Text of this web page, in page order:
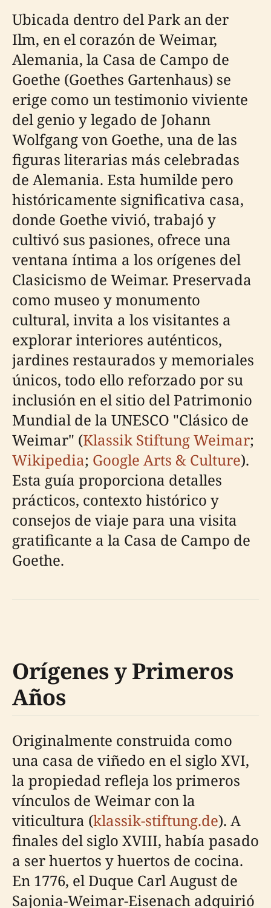
Ubicada dentro del Park an der
Ilm, en el corazón de Weimar,
Alemania, la Casa de Campo de
Goethe (Goethes Gartenhaus) se
erige como un testimonio viviente
del genio y legado de Johann
Wolfgang von Goethe, una de las
figuras literarias más celebradas
de Alemania. Esta humilde pero
históricamente significativa casa,
donde Goethe vivió, trabajó y
cultivó sus pasiones, ofrece una
ventana íntima a los orígenes del
Clasicismo de Weimar. Preservada
como museo y monumento
cultural, invita a los visitantes a
explorar interiores auténticos,
jardines restaurados y memoriales
únicos, todo ello reforzado por su
inclusión en el sitio del Patrimonio
Mundial de la UNESCO "Clásico de
Weimar" (Klassik Stiftung Weimar;
Wikipedia; Google Arts & Culture).
Esta guía proporciona detalles
prácticos, contexto histórico y
consejos de viaje para una visita
gratificante a la Casa de Campo de
Goethe.
Orígenes y Primeros
Años
Originalmente construida como
una casa de viñedo en el siglo XVI,
la propiedad refleja los primeros
vínculos de Weimar con la
viticultura (klassik-stiftung.de). A
finales del siglo XVIII, había pasado
a ser huertos y huertos de cocina.
En 1776, el Duque Carl August de
Sajonia-Weimar-Eisenach adquirió